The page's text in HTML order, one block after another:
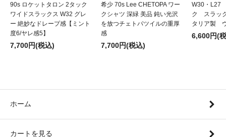
90s ロケットタロン 2タック
ワイドスラックス W32 グレ
ー 絶妙なドレープ感【ミント
度6/ヤレ感5】
7,700円(税込)
希少 70s Lee CHETOPA ワー
クシャツ 深緑 美品 鈍い光沢
を放つチェトパツイルの重厚
感
7,700円(税込)
W30・
ク スラッ
タリア製
6,600円(
ホーム
カートを見る